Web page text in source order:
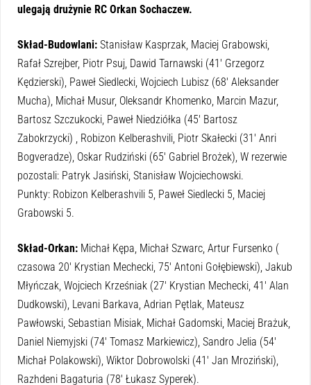
ulegają drużynie RC Orkan Sochaczew.
Skład-Budowlani: Stanisław Kasprzak, Maciej Grabowski,
Rafał Szrejber, Piotr Psuj, Dawid Tarnawski (41′ Grzegorz
Kędzierski), Paweł Siedlecki, Wojciech Lubisz (68′ Aleksander
Mucha), Michał Musur, Oleksandr Khomenko, Marcin Mazur,
Bartosz Szczukocki, Paweł Niedziółka (45′ Bartosz
Zabokrzycki) , Robizon Kelberashvili, Piotr Skałecki (31′ Anri
Bogveradze), Oskar Rudziński (65′ Gabriel Brożek), W rezerwie
pozostali: Patryk Jasiński, Stanisław Wojciechowski.
Punkty: Robizon Kelberashvili 5, Paweł Siedlecki 5, Maciej
Grabowski 5.
Skład-Orkan: Michał Kępa, Michał Szwarc, Artur Fursenko (
czasowa 20′ Krystian Mechecki, 75′ Antoni Gołębiewski), Jakub
Młyńczak, Wojciech Krześniak (27′ Krystian Mechecki, 41′ Alan
Dudkowski), Levani Barkava, Adrian Pętlak, Mateusz
Pawłowski, Sebastian Misiak, Michał Gadomski, Maciej Brażuk,
Daniel Niemyjski (74′ Tomasz Markiewicz), Sandro Jelia (54′
Michał Polakowski), Wiktor Dobrowolski (41′ Jan Mroziński),
Razhdeni Bagaturia (78′ Łukasz Syperek).